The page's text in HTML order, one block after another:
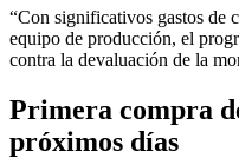
“Con significativos gastos de
equipo de producción, el
contra la devaluación de la
Primera compra
próximos días